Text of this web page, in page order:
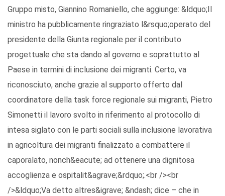
Gruppo misto, Giannino Romaniello, che aggiunge: &ldquo;Il
ministro ha pubblicamente ringraziato l&rsquo;operato del
presidente della Giunta regionale per il contributo
progettuale che sta dando al governo e soprattutto al
Paese in termini di inclusione dei migranti. Certo, va
riconosciuto, anche grazie al supporto offerto dal
coordinatore della task force regionale sui migranti, Pietro
Simonetti il lavoro svolto in riferimento al protocollo di
intesa siglato con le parti sociali sulla inclusione lavorativa
in agricoltura dei migranti finalizzato a combattere il
caporalato, nonch&eacute; ad ottenere una dignitosa
accoglienza e ospitalit&agrave;&rdquo;.<br /><br
/>&ldquo;Va detto altres&igrave; &ndash; dice – che in